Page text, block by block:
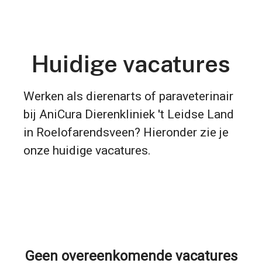
Huidige vacatures
Werken als dierenarts of paraveterinair
bij AniCura Dierenkliniek 't Leidse Land
in Roelofarendsveen? Hieronder zie je
onze huidige vacatures.
Geen overeenkomende vacatures